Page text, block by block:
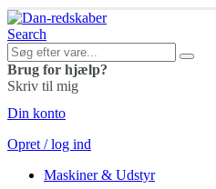
Search
Brug for hjælp?
Skriv til mig
Din konto
Opret / log ind
Maskiner & Udstyr